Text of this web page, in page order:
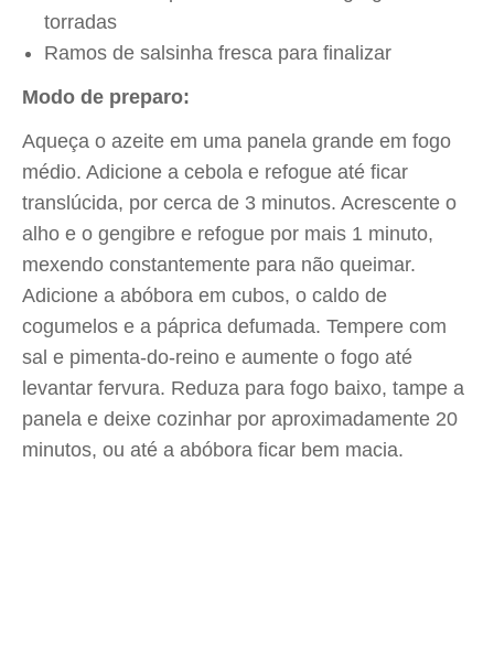
torradas
Ramos de salsinha fresca para finalizar
Modo de preparo:
Aqueça o azeite em uma panela grande em fogo
médio. Adicione a cebola e refogue até ficar
translúcida, por cerca de 3 minutos. Acrescente o
alho e o gengibre e refogue por mais 1 minuto,
mexendo constantemente para não queimar.
Adicione a abóbora em cubos, o caldo de
cogumelos e a páprica defumada. Tempere com
sal e pimenta-do-reino e aumente o fogo até
levantar fervura. Reduza para fogo baixo, tampe a
panela e deixe cozinhar por aproximadamente 20
minutos, ou até a abóbora ficar bem macia.